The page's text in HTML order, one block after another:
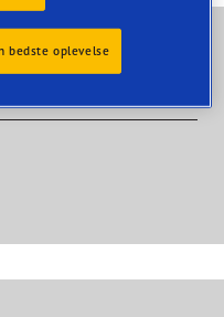
bedste oplevelse